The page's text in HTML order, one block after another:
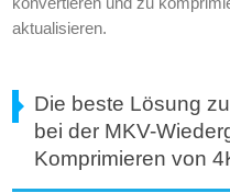
aktualisieren.
Die beste Lösung
bei der MKV-
Komprimieren von